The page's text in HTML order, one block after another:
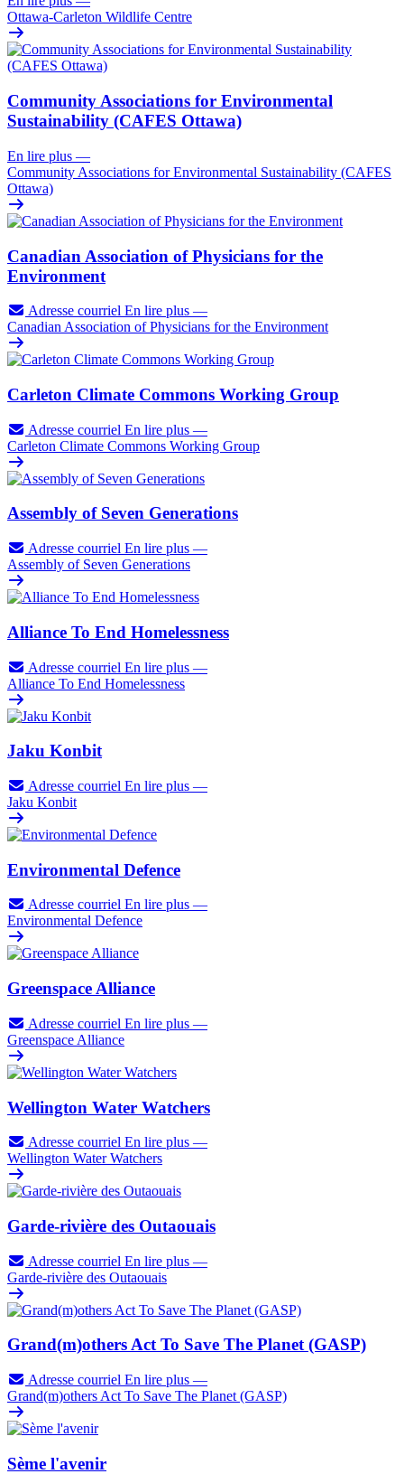
Ottawa-Carleton Wildlife Centre
Community Associations for Environmental
Sustainability (CAFES Ottawa)
En lire plus —
Community Associations for Environmental Sustainability (CAFES
Ottawa)
Canadian Association of Physicians for the
Environment
Adresse courriel En lire plus —
Canadian Association of Physicians for the Environment
Carleton Climate Commons Working Group
Adresse courriel En lire plus —
Carleton Climate Commons Working Group
Assembly of Seven Generations
Adresse courriel En lire plus —
Assembly of Seven Generations
Alliance To End Homelessness
Adresse courriel En lire plus —
Alliance To End Homelessness
Jaku Konbit
Adresse courriel En lire plus —
Jaku Konbit
Environmental Defence
Adresse courriel En lire plus —
Environmental Defence
Greenspace Alliance
Adresse courriel En lire plus —
Greenspace Alliance
Wellington Water Watchers
Adresse courriel En lire plus —
Wellington Water Watchers
Garde-rivière des Outaouais
Adresse courriel En lire plus —
Garde-rivière des Outaouais
Grand(m)others Act To Save The Planet (GASP)
Adresse courriel En lire plus —
Grand(m)others Act To Save The Planet (GASP)
Sème l'avenir